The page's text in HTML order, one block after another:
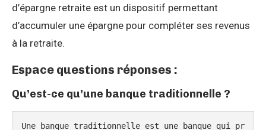
d’épargne retraite est un dispositif permettant
d’accumuler une épargne pour compléter ses revenus
à la retraite.
Espace questions réponses :
Qu’est-ce qu’une banque traditionnelle ?
Une banque traditionnelle est une banque qui pr